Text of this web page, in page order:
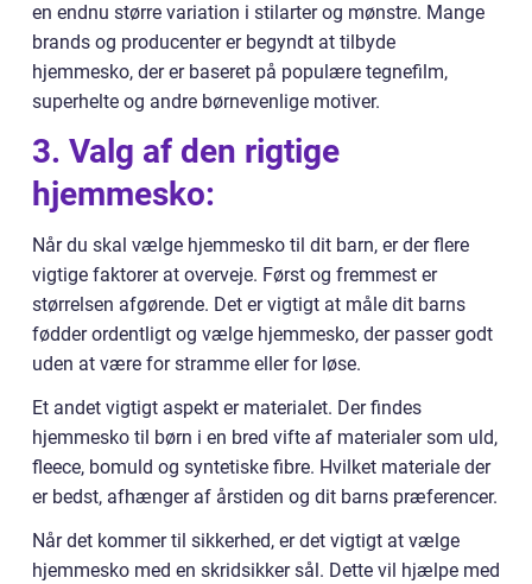
en endnu større variation i stilarter og mønstre. Mange
brands og producenter er begyndt at tilbyde
hjemmesko, der er baseret på populære tegnefilm,
superhelte og andre børnevenlige motiver.
3. Valg af den rigtige
hjemmesko:
Når du skal vælge hjemmesko til dit barn, er der flere
vigtige faktorer at overveje. Først og fremmest er
størrelsen afgørende. Det er vigtigt at måle dit barns
fødder ordentligt og vælge hjemmesko, der passer godt
uden at være for stramme eller for løse.
Et andet vigtigt aspekt er materialet. Der findes
hjemmesko til børn i en bred vifte af materialer som uld,
fleece, bomuld og syntetiske fibre. Hvilket materiale der
er bedst, afhænger af årstiden og dit barns præferencer.
Når det kommer til sikkerhed, er det vigtigt at vælge
hjemmesko med en skridsikker sål. Dette vil hjælpe med